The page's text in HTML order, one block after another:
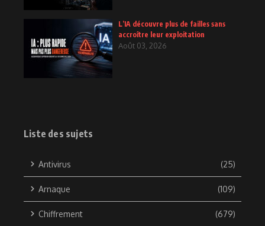
L’IA découvre plus de failles sans
accroître leur exploitation
Août 03, 2026
Liste des sujets
Antivirus (25)
Arnaque (109)
Chiffrement (679)